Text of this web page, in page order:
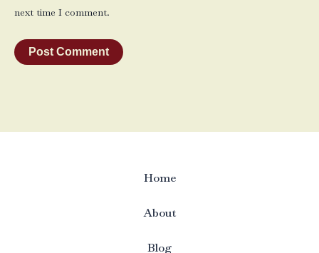
next time I comment.
Home
About
Blog